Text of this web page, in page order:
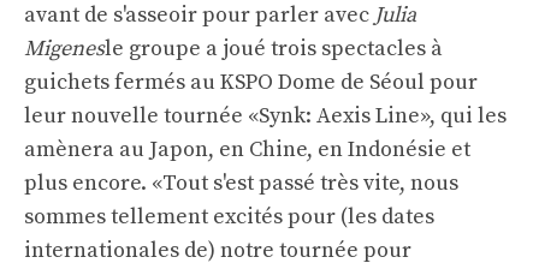
avant de s'asseoir pour parler avec Julia
Migenesle groupe a joué trois spectacles à
guichets fermés au KSPO Dome de Séoul pour
leur nouvelle tournée «Synk: Aexis Line», qui les
amènera au Japon, en Chine, en Indonésie et
plus encore. «Tout s'est passé très vite, nous
sommes tellement excités pour (les dates
internationales de) notre tournée pour